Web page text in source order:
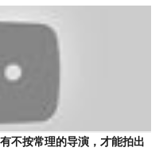
不按常理的导演，才能拍出